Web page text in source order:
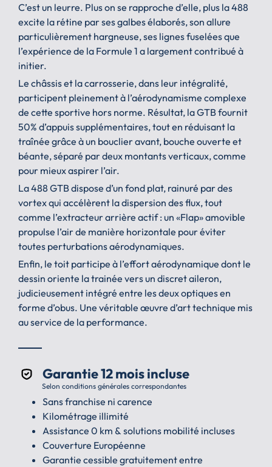
C’est un leurre. Plus on se rapproche d’elle, plus la 488
excite la rétine par ses galbes élaborés, son allure
particulièrement hargneuse, ses lignes fuselées que
l’expérience de la Formule 1 a largement contribué à
initier.
Le châssis et la carrosserie, dans leur intégralité,
participent pleinement à l’aérodynamisme complexe
de cette sportive hors norme. Résultat, la GTB fournit
50% d’appuis supplémentaires, tout en réduisant la
traînée grâce à un bouclier avant, bouche ouverte et
béante, séparé par deux montants verticaux, comme
pour mieux aspirer l’air.
La 488 GTB dispose d’un fond plat, rainuré par des
vortex qui accélèrent la dispersion des flux, tout
comme l’extracteur arrière actif : un «Flap» amovible
propulse l’air de manière horizontale pour éviter
toutes perturbations aérodynamiques.
Enfin, le toit participe à l’effort aérodynamique dont le
dessin oriente la trainée vers un discret aileron,
judicieusement intégré entre les deux optiques en
forme d’obus. Une véritable œuvre d’art technique mis
au service de la performance.
Garantie 12 mois incluse
Selon conditions générales correspondantes
Sans franchise ni carence
Kilométrage illimité
Assistance 0 km & solutions mobilité incluses
Couverture Européenne
Garantie cessible gratuitement entre